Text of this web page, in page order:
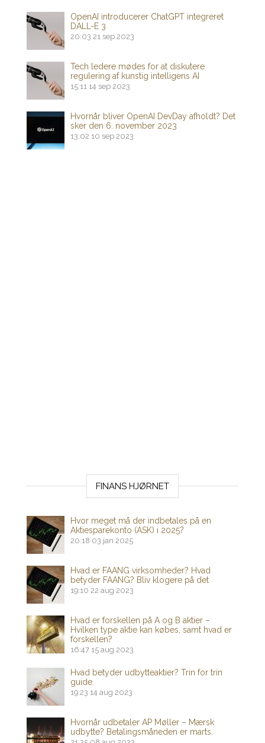
OpenAI introducerer ChatGPT integreret
DALL-E 3
20:03 21 sep 2023
Tech ledere mødes for at diskutere
regulering af kunstig intelligens AI
15:11 14 sep 2023
Hvornår bliver OpenAI DevDay afholdt? Det
sker den 6. november 2023
13:02 10 sep 2023
FINANS HJØRNET
Hvor meget må der indbetales på en
Aktiesparekonto (ASK) i 2025?
20:18 03 jan 2025
Hvad er FAANG virksomheder? Hvad
betyder FAANG? Bliv klogere på det
19:10 22 aug 2023
Hvad er forskellen på A og B aktier –
Hvilken type aktie kan købes, samt hvad er
forskellen?
16:47 15 aug 2023
Hvad betyder udbytteaktier? Trin for trin
guide.
19:23 14 aug 2023
Hvornår udbetaler AP Møller – Mærsk
udbytte? Betalingsmåneden er marts.